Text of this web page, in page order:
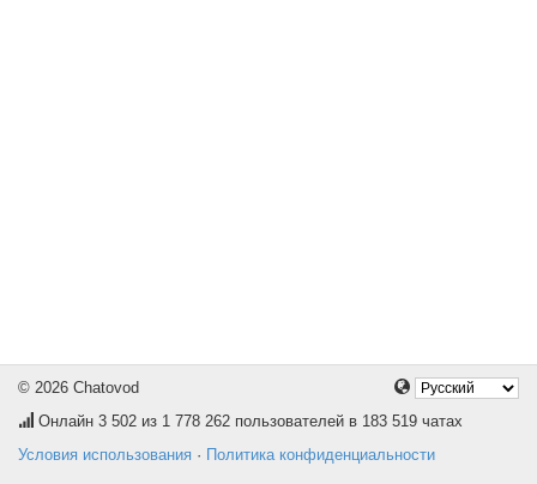
© 2026 Chatovod
Онлайн 3 502 из 1 778 262 пользователей в 183 519 чатах
Условия использования · Политика конфиденциальности